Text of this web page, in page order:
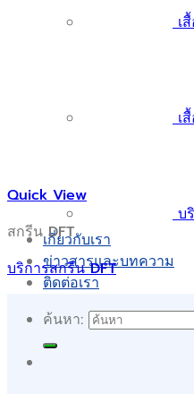
เ
เ
บ
เกี่ยวกับเรา
ข่าวสารและบทความ
ติดต่อเรา
ค้นหา:
Quick View
สกรีน DFT
บริการสกรีน DFT